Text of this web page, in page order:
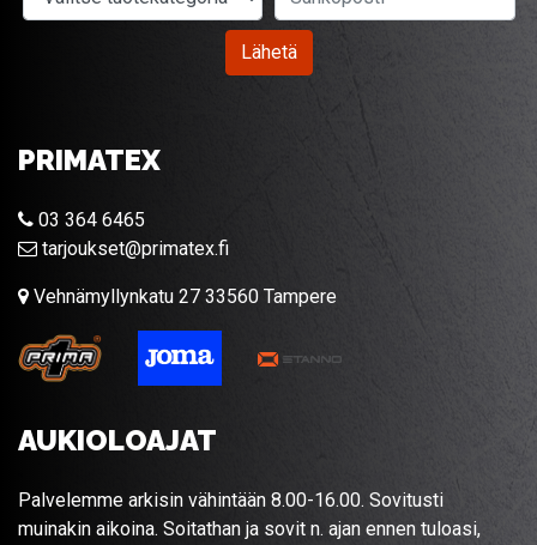
Lähetä
PRIMATEX
03 364 6465
tarjoukset@primatex.fi
Vehnämyllynkatu 27 33560 Tampere
AUKIOLOAJAT
Palvelemme arkisin vähintään 8.00-16.00. Sovitusti
muinakin aikoina. Soitathan ja sovit n. ajan ennen tuloasi,